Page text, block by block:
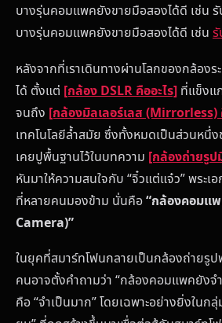
บางรุ่นคอมแพคยังขายมือสองได้ดี เช่น
บางรุ่นคอมแพคยังขายมือสองได้ดี เช่น
หลังจากที่เราเดินทางผ่านโลกของกล้อง
ได้ ตั้งแต่ [กล้อง DSLR คืออะไร] ที่แข็งแ
จนถึง [กล้องมิลเลอร์เลส (Mirrorless)
เทคโนโลยีล้ำสมัย ซึ่งทั้งหมดเป็นส่วนหนึ่
เคยปูพื้นฐานไว้ในบทความ [กล้องถ่ายรูป
หันมาให้ความสนใจกับ “จิ๋วแต่แจ๋ว” พระเ
ที่หลายคนมองข้าม นั่นคือ“กล้องคอมแ
Camera)”
ในยุคที่สมาร์ทโฟนกลายเป็นกล้องถ่ายรู
คนอาจตั้งคำถามว่า “กล้องคอมแพคยังจ
คือ “จำเป็นมาก” โดยเฉพาะอย่างยิ่งใน